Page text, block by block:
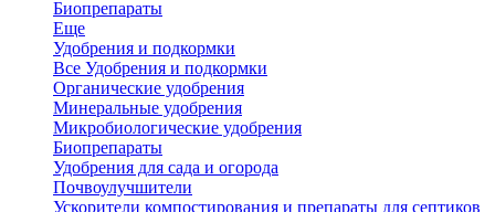
Биопрепараты
Еще
Удобрения и подкормки
Все Удобрения и подкормки
Органические удобрения
Минеральные удобрения
Микробиологические удобрения
Биопрепараты
Удобрения для сада и огорода
Почвоулучшители
Ускорители компостирования и препараты для септиков